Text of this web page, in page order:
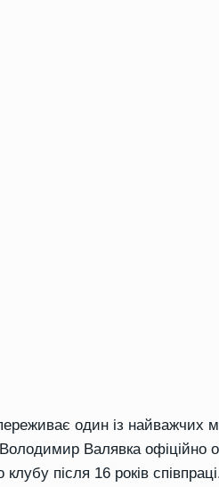
один із найважчих
Володимир Валявка офіційно
після 16 років